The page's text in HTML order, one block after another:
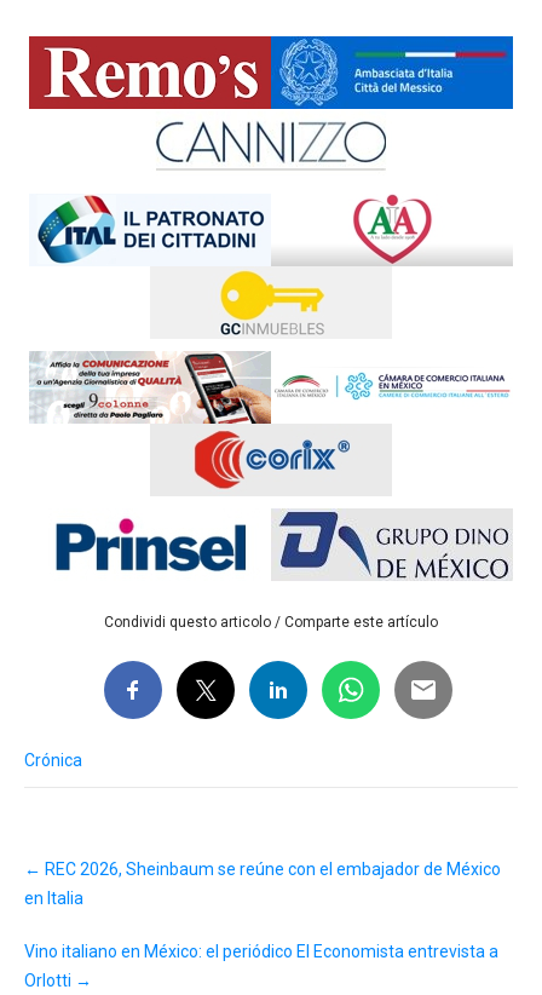
Condividi questo articolo / Comparte este artículo
Crónica
navigation
← REC 2026, Sheinbaum se reúne con el embajador de México
en Italia
Vino italiano en México: el periódico El Economista entrevista a
Orlotti →